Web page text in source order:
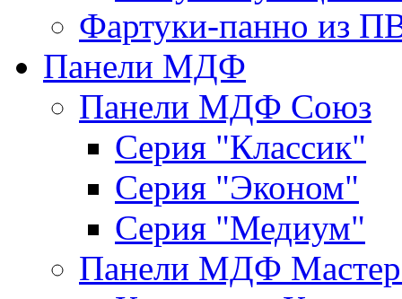
Фартуки-панно из
Панели МДФ
Панели МДФ Союз
Серия "Классик"
Серия "Эконом"
Серия "Медиум"
Панели МДФ